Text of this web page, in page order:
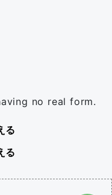
no real form.
る
る